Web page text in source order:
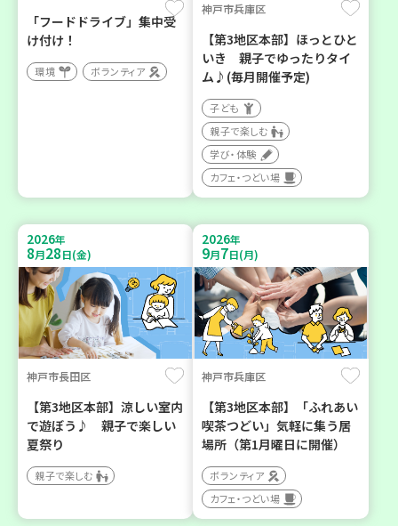
「フードドライブ」集中受
け付け！
環境 ボランティア
神戸市兵庫区
【第3地区本部】ほっとひと
いき 親子でゆったりタイ
ム♪(毎月開催予定)
子ども
親子で楽しむ
学び・体験
カフェ・つどい場
2026年
8月28日(金)
神戸市長田区
【第3地区本部】涼しい室内
で遊ぼう♪ 親子で楽しい
夏祭り
親子で楽しむ
2026年
9月7日(月)
神戸市兵庫区
【第3地区本部】「ふれあい
喫茶つどい」気軽に集う居
場所（第1月曜日に開催）
ボランティア
カフェ・つどい場